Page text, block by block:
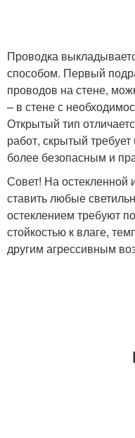
Проводка
способом. Первый
проводов на стене,
– в стене с
Открытый тип
работ, скрытый
более безопасным и
Совет! На
ставить любые
остеклением требуют
стойкостью к влаге,
другим агрессивным